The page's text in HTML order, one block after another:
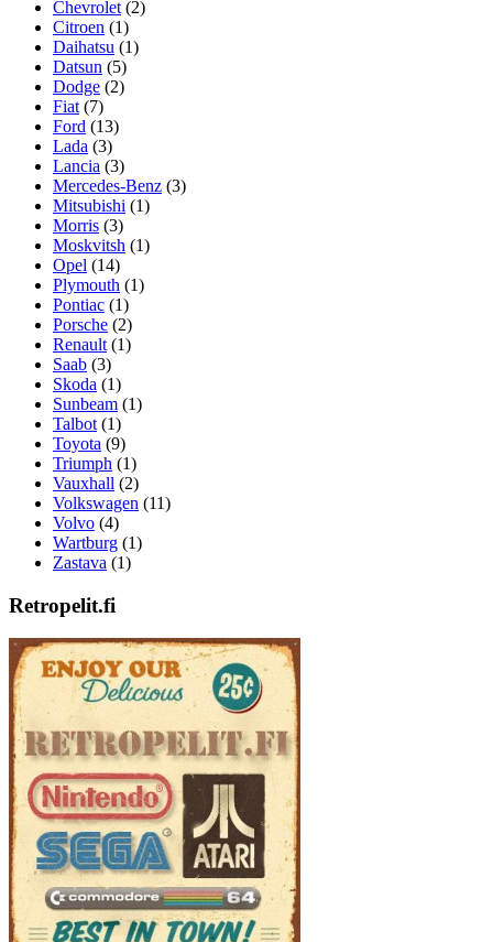
Chevrolet (2)
Citroen (1)
Daihatsu (1)
Datsun (5)
Dodge (2)
Fiat (7)
Ford (13)
Lada (3)
Lancia (3)
Mercedes-Benz (3)
Mitsubishi (1)
Morris (3)
Moskvitsh (1)
Opel (14)
Plymouth (1)
Pontiac (1)
Porsche (2)
Renault (1)
Saab (3)
Skoda (1)
Sunbeam (1)
Talbot (1)
Toyota (9)
Triumph (1)
Vauxhall (2)
Volkswagen (11)
Volvo (4)
Wartburg (1)
Zastava (1)
Retropelit.fi